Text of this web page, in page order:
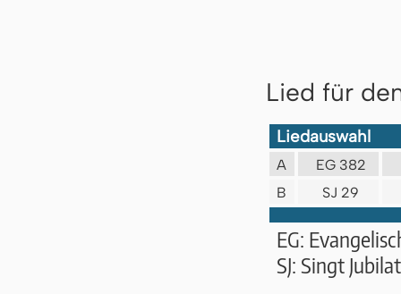
Lied für
Liedauswahl
A
EG 382
B
SJ 29
EG:
SJ: Singt